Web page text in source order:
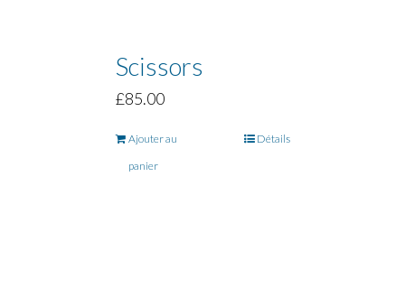
Scissors
£85.00
Ajouter au
panier
Détails